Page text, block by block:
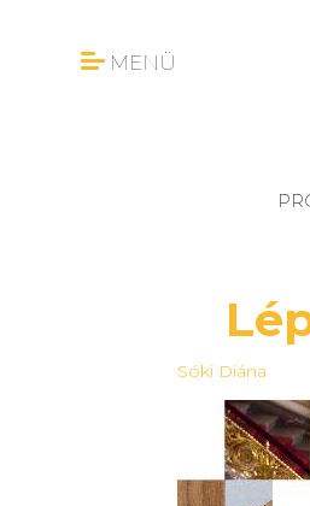
MENÜ
Sóki Diána